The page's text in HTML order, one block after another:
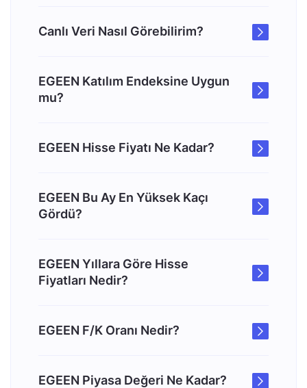
Canlı Veri Nasıl Görebilirim?
EGEEN Katılım Endeksine Uygun
mu?
EGEEN Hisse Fiyatı Ne Kadar?
EGEEN Bu Ay En Yüksek Kaçı
Gördü?
EGEEN Yıllara Göre Hisse
Fiyatları Nedir?
EGEEN F/K Oranı Nedir?
EGEEN Piyasa Değeri Ne Kadar?